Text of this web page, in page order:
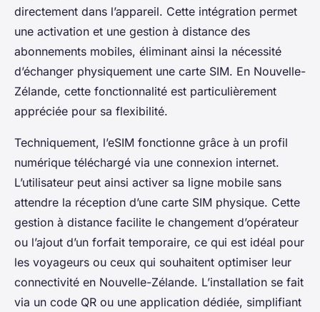
directement dans l’appareil. Cette intégration permet
une activation et une gestion à distance des
abonnements mobiles, éliminant ainsi la nécessité
d’échanger physiquement une carte SIM. En Nouvelle-
Zélande, cette fonctionnalité est particulièrement
appréciée pour sa flexibilité.
Techniquement, l’eSIM fonctionne grâce à un profil
numérique téléchargé via une connexion internet.
L’utilisateur peut ainsi activer sa ligne mobile sans
attendre la réception d’une carte SIM physique. Cette
gestion à distance facilite le changement d’opérateur
ou l’ajout d’un forfait temporaire, ce qui est idéal pour
les voyageurs ou ceux qui souhaitent optimiser leur
connectivité en Nouvelle-Zélande. L’installation se fait
via un code QR ou une application dédiée, simplifiant